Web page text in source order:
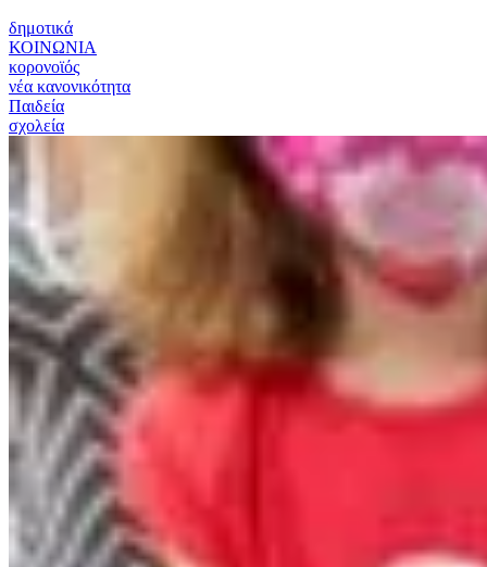
δημοτικά
ΚΟΙΝΩΝΙΑ
κορονοϊός
νέα κανονικότητα
Παιδεία
σχολεία